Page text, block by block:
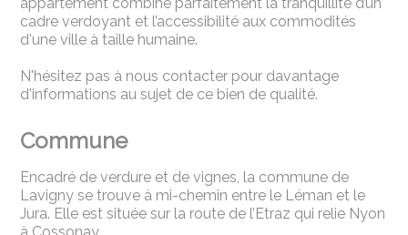
cadre verdoyant et l’accessibilité aux commodités
d'une ville à taille humaine.
N'hésitez pas à nous contacter pour davantage
d'informations au sujet de ce bien de qualité.
Commune
Encadré de verdure et de vignes, la commune de
Lavigny se trouve à mi-chemin entre le Léman et le
Jura. Elle est située sur la route de l’Etraz qui relie Nyon